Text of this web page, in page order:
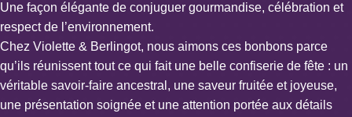
Une façon élégante de conjuguer gourmandise, célébration et
respect de l’environnement.
Chez Violette & Berlingot, nous aimons ces bonbons parce
qu’ils réunissent tout ce qui fait une belle confiserie de fête : un
véritable savoir-faire ancestral, une saveur fruitée et joyeuse,
une présentation soignée et une attention portée aux détails